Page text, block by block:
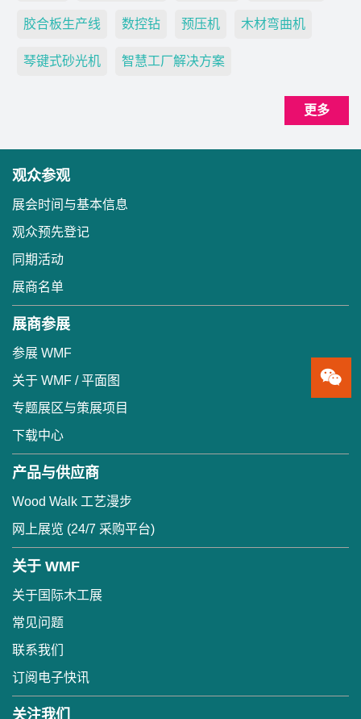
胶合板生产线 数控钻 预压机 木材弯曲机
琴键式砂光机 智慧工厂解决方案
更多
观众参观
展会时间与基本信息
观众预先登记
同期活动
展商名单
展商参展
参展 WMF
关于 WMF / 平面图
专题展区与策展项目
下载中心
产品与供应商
Wood Walk 工艺漫步
网上展览 (24/7 采购平台)
关于 WMF
关于国际木工展
常见问题
联系我们
订阅电子快讯
关注我们